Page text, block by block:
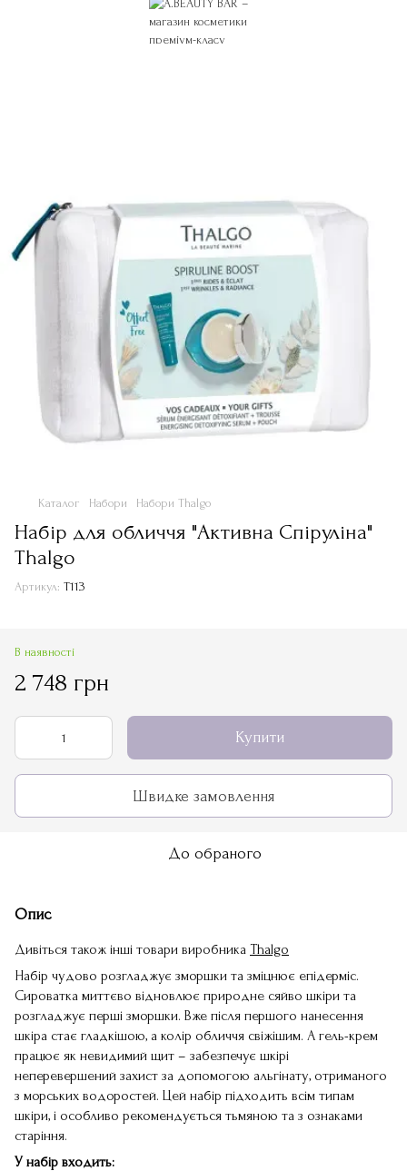
Каталог Набори Набори Thalgo
Набір для обличчя "Активна Спіруліна"
Thalgo
Артикул: Т113
В наявності
2 748 грн
Купити
Швидке замовлення
До обраного
Опис
Дивіться також інші товари виробника Thalgo
Набір чудово розгладжує зморшки та зміцнює епідерміс.
Сироватка миттєво відновлює природне сяйво шкіри та
розгладжує перші зморшки. Вже після першого нанесення
шкіра стає гладкішою, а колір обличчя свіжішим. А гель-крем
працює як невидимий щит – забезпечує шкірі
неперевершений захист за допомогою альгінату, отриманого
з морських водоростей. Цей набір підходить всім типам
шкіри, і особливо рекомендується тьмяною та з ознаками
старіння.
У набір входить: